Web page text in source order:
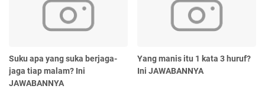
Suku apa yang suka berjaga-
jaga tiap malam? Ini
JAWABANNYA
Yang manis itu 1 kata 3 huruf?
Ini JAWABANNYA